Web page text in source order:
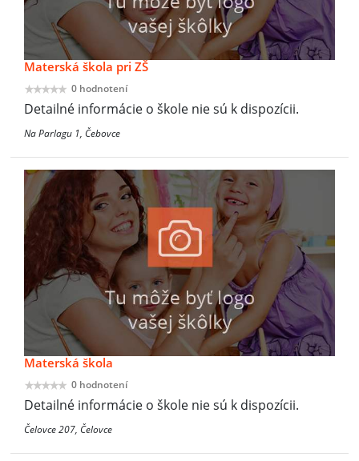
Materská škola pri ZŠ
0 hodnotení
Detailné informácie o škole nie sú k dispozícii.
Na Parlagu 1, Čebovce
Materská škola
0 hodnotení
Detailné informácie o škole nie sú k dispozícii.
Čelovce 207, Čelovce